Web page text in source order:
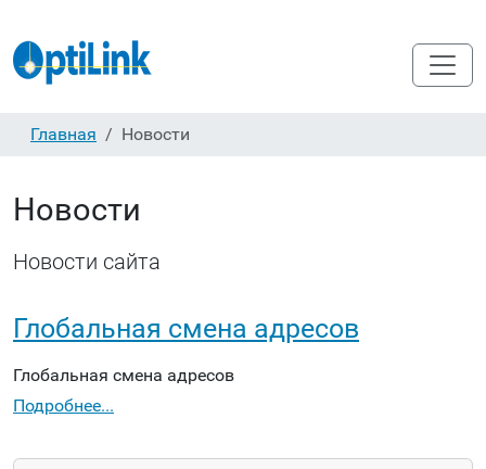
Главная Новости
Новости
Новости сайта
Глобальная смена адресов
Глобальная смена адресов
Подробнее...